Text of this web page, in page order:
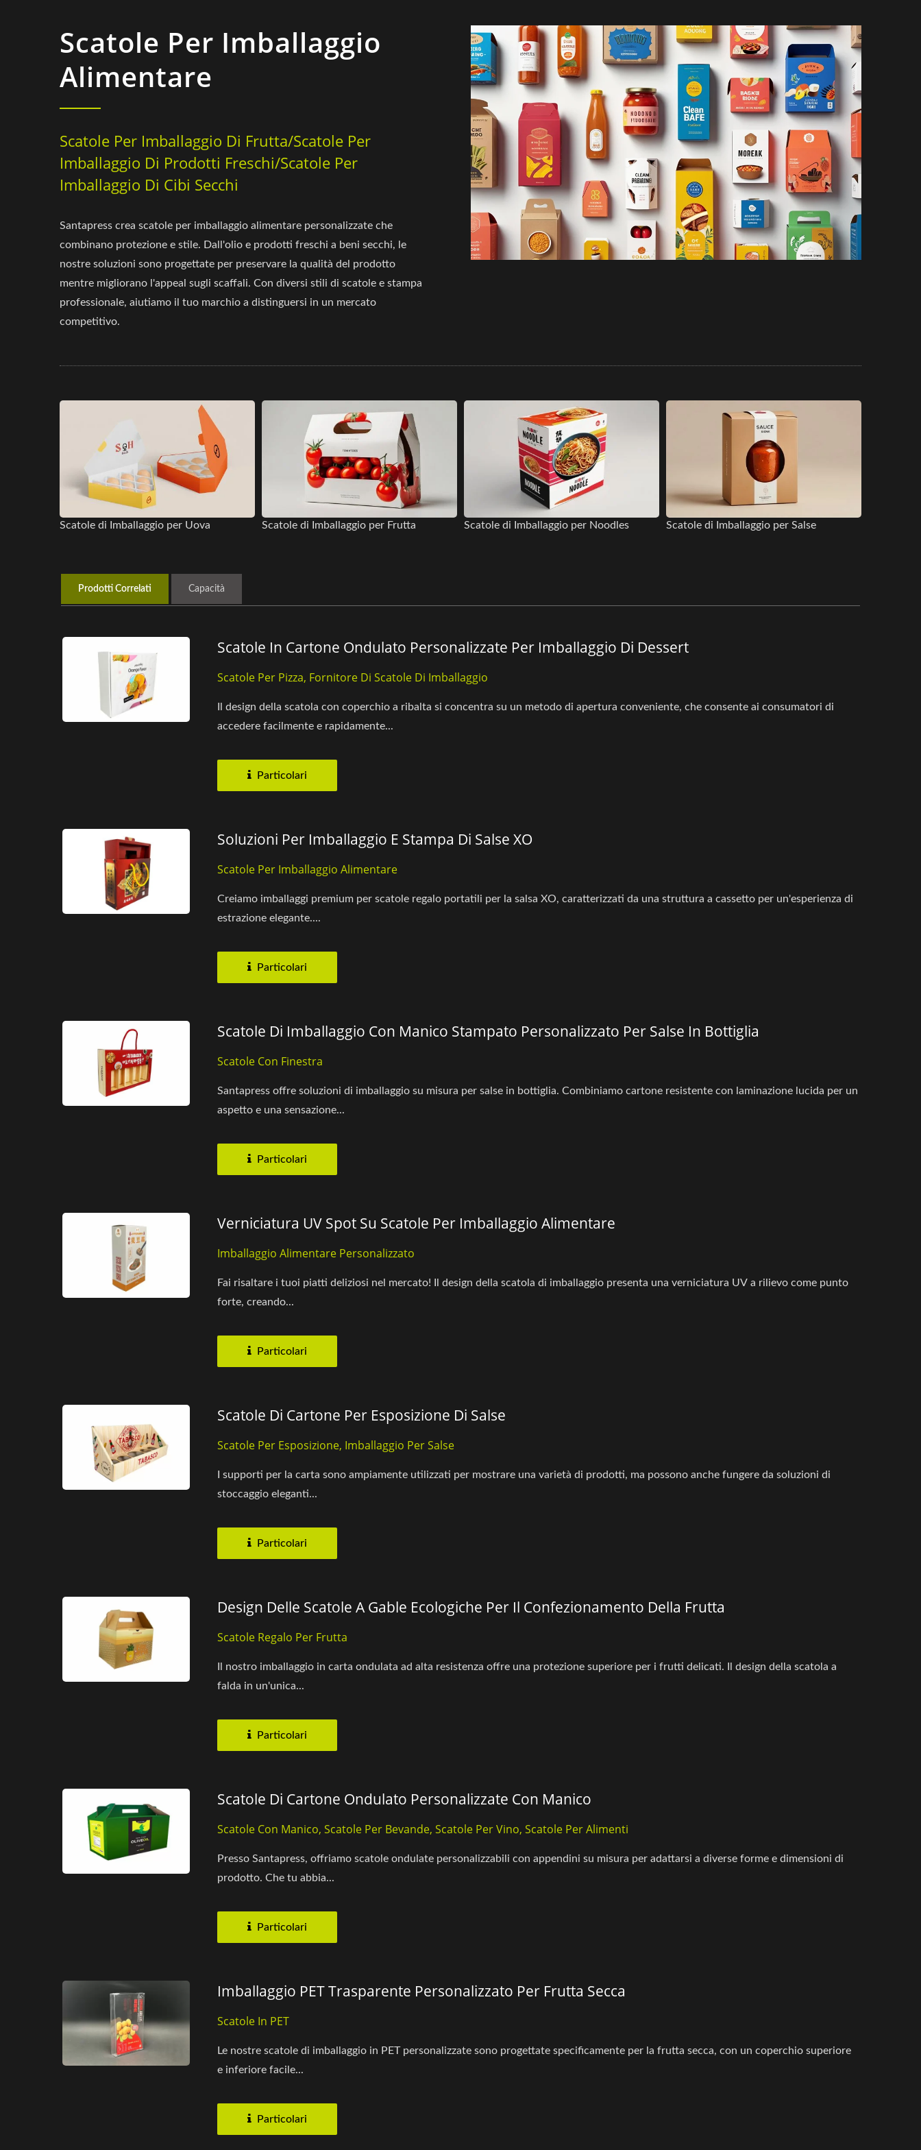
Scatole Per Imballaggio
Alimentare
Scatole Per Imballaggio Di Frutta/Scatole Per
Imballaggio Di Prodotti Freschi/Scatole Per
Imballaggio Di Cibi Secchi
Santapress crea scatole per imballaggio alimentare personalizzate che
combinano protezione e stile. Dall'olio e prodotti freschi a beni secchi, le
nostre soluzioni sono progettate per preservare la qualità del prodotto
mentre migliorano l'appeal sugli scaffali. Con diversi stili di scatole e stampa
professionale, aiutiamo il tuo marchio a distinguersi in un mercato
competitivo.
Scatole di Imballaggio per Uova Scatole di Imballaggio per Frutta Scatole di Imballaggio per Noodles Scatole di Imballaggio per Salse
Prodotti Correlati Capacità
Scatole In Cartone Ondulato Personalizzate Per Imballaggio Di Dessert
Scatole Per Pizza, Fornitore Di Scatole Di Imballaggio
Il design della scatola con coperchio a ribalta si concentra su un metodo di apertura conveniente, che consente ai consumatori di
accedere facilmente e rapidamente...
Particolari
Soluzioni Per Imballaggio E Stampa Di Salse XO
Scatole Per Imballaggio Alimentare
Creiamo imballaggi premium per scatole regalo portatili per la salsa XO, caratterizzati da una struttura a cassetto per un'esperienza di
estrazione elegante....
Particolari
Scatole Di Imballaggio Con Manico Stampato Personalizzato Per Salse In Bottiglia
Scatole Con Finestra
Santapress offre soluzioni di imballaggio su misura per salse in bottiglia. Combiniamo cartone resistente con laminazione lucida per un
aspetto e una sensazione...
Particolari
Verniciatura UV Spot Su Scatole Per Imballaggio Alimentare
Imballaggio Alimentare Personalizzato
Fai risaltare i tuoi piatti deliziosi nel mercato! Il design della scatola di imballaggio presenta una verniciatura UV a rilievo come punto
forte, creando...
Particolari
Scatole Di Cartone Per Esposizione Di Salse
Scatole Per Esposizione, Imballaggio Per Salse
I supporti per la carta sono ampiamente utilizzati per mostrare una varietà di prodotti, ma possono anche fungere da soluzioni di
stoccaggio eleganti...
Particolari
Design Delle Scatole A Gable Ecologiche Per Il Confezionamento Della Frutta
Scatole Regalo Per Frutta
Il nostro imballaggio in carta ondulata ad alta resistenza offre una protezione superiore per i frutti delicati. Il design della scatola a
falda in un'unica...
Particolari
Scatole Di Cartone Ondulato Personalizzate Con Manico
Scatole Con Manico, Scatole Per Bevande, Scatole Per Vino, Scatole Per Alimenti
Presso Santapress, offriamo scatole ondulate personalizzabili con appendini su misura per adattarsi a diverse forme e dimensioni di
prodotto. Che tu abbia...
Particolari
Imballaggio PET Trasparente Personalizzato Per Frutta Secca
Scatole In PET
Le nostre scatole di imballaggio in PET personalizzate sono progettate specificamente per la frutta secca, con un coperchio superiore
e inferiore facile...
Particolari